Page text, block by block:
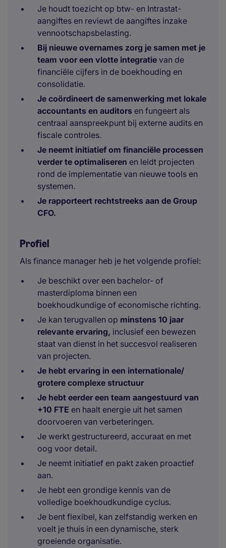
Je houdt toezicht op btw- en Intrastat-
aangiftes en reviewt de aangiftes inzake
vennootschapsbelasting.
Bij nieuwe overnames zorg je samen met je
team voor een vlotte integratie van de
financiële cijfers in de boekhouding en
consolidatie.
Je coördineert de samenwerking met lokale
accountants en auditors en fungeert als
centraal aanspreekpunt bij externe audits en
fiscale controles.
Je neemt initiatief om financiële processen
verder te optimaliseren en leidt projecten
rond de implementatie van nieuwe tools en
systemen.
Je rapporteert rechtstreeks aan de Group
CFO.
Profiel
Als finance manager heb je het volgende profiel:
Je beschikt over een bachelor- of
masterdiploma binnen een
boekhoudkundige of economische richting.
Je kan terugvallen op minstens 10 jaar
relevante ervaring, inclusief een bewezen
staat van dienst in het succesvol realiseren
van projecten.
Je hebt ervaring in een internationale/
grotere complexe structuur
Je hebt eerder een team aangestuurd van
+10 FTE en haalt energie uit het samen
doorvoeren van verbeteringen.
Je werkt gestructureerd, accuraat en met
oog voor detail.
Je neemt initiatief en pakt zaken proactief
aan.
Je hebt een grondige kennis van de
volledige boekhoudkundige cyclus.
Je bent flexibel, kan zelfstandig werken en
voelt je thuis in een dynamische, sterk
groeiende organisatie.